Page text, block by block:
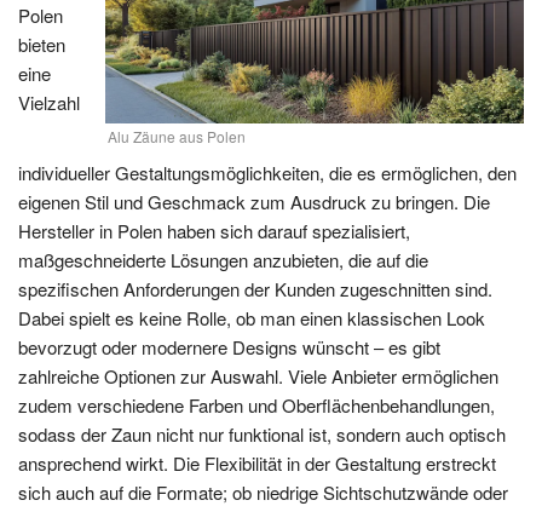
Alu Zäune aus Polen
Polen
bieten
eine
Vielzahl
individueller Gestaltungsmöglichkeiten, die es ermöglichen, den
eigenen Stil und Geschmack zum Ausdruck zu bringen. Die
Hersteller in Polen haben sich darauf spezialisiert,
maßgeschneiderte Lösungen anzubieten, die auf die
spezifischen Anforderungen der Kunden zugeschnitten sind.
Dabei spielt es keine Rolle, ob man einen klassischen Look
bevorzugt oder modernere Designs wünscht – es gibt
zahlreiche Optionen zur Auswahl. Viele Anbieter ermöglichen
zudem verschiedene Farben und Oberflächenbehandlungen,
sodass der Zaun nicht nur funktional ist, sondern auch optisch
ansprechend wirkt. Die Flexibilität in der Gestaltung erstreckt
sich auch auf die Formate; ob niedrige Sichtschutzwände oder